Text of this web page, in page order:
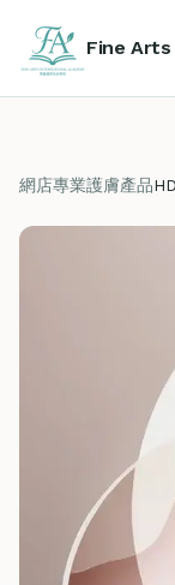
Fine Arts
網店專業護膚產品